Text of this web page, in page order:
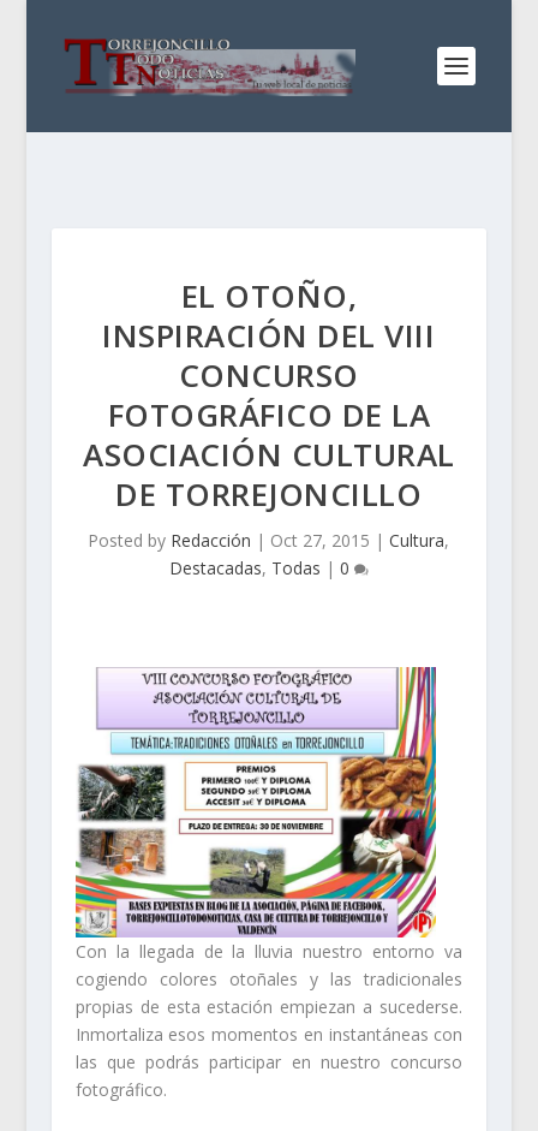
EL OTOÑO,
INSPIRACIÓN DEL VIII
CONCURSO
FOTOGRÁFICO DE LA
ASOCIACIÓN CULTURAL
DE TORREJONCILLO
Posted by Redacción | Oct 27, 2015 |Cultura,
Destacadas, Todas | 0
Con la llegada de la lluvia nuestro entorno va
cogiendo colores otoñales y las tradicionales
propias de esta estación empiezan a sucederse.
Inmortaliza esos momentos en instantáneas con
las que podrás participar en nuestro concurso
fotográfico.